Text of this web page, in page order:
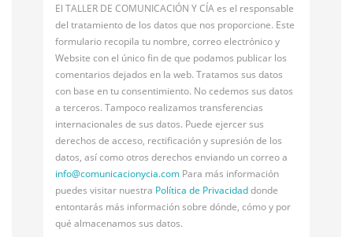
El TALLER DE COMUNICACIÓN Y CÍA es el responsable
del tratamiento de los datos que nos proporcione. Este
formulario recopila tu nombre, correo electrónico y
Website con el único fin de que podamos publicar los
comentarios dejados en la web. Tratamos sus datos
con base en tu consentimiento. No cedemos sus datos
a terceros. Tampoco realizamos transferencias
internacionales de sus datos. Puede ejercer sus
derechos de acceso, rectificación y supresión de los
datos, así como otros derechos enviando un correo a
info@comunicacionycia.com Para más información
puedes visitar nuestra Política de Privacidaddonde
entontarás más información sobre dónde, cómo y por
qué almacenamos sus datos.